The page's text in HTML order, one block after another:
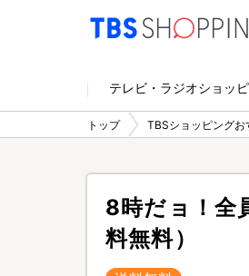
テレビ・ラジオショッ
トップ TBSショッピングお
8時だョ！全
料無料）